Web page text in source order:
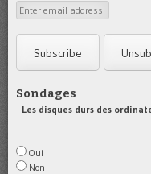
Sondages
Les disques durs des
Oui
Non